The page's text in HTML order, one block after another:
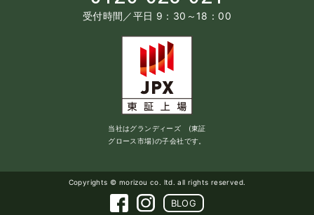
受付時間／平日 9：30～18：00
当社はグランディーズ (東証
グロース市場)の子会社です。
Copyrights © morizou co. ltd. all rights reserved.
BLOG